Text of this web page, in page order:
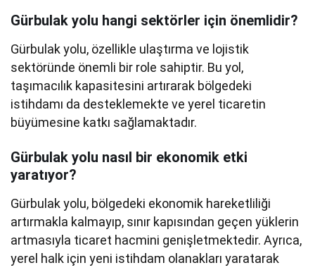
Gürbulak yolu hangi sektörler için önemlidir?
Gürbulak yolu, özellikle ulaştırma ve lojistik
sektöründe önemli bir role sahiptir. Bu yol,
taşımacılık kapasitesini artırarak bölgedeki
istihdamı da desteklemekte ve yerel ticaretin
büyümesine katkı sağlamaktadır.
Gürbulak yolu nasıl bir ekonomik etki
yaratıyor?
Gürbulak yolu, bölgedeki ekonomik hareketliliği
artırmakla kalmayıp, sınır kapısından geçen yüklerin
artmasıyla ticaret hacmini genişletmektedir. Ayrıca,
yerel halk için yeni istihdam olanakları yaratarak